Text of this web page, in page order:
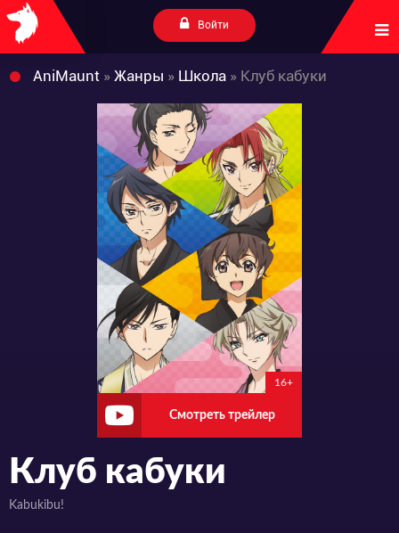
Войти
AniMaunt » Жанры » Школа » Клуб кабуки
16+
Смотреть трейлер
Клуб кабуки
Kabukibu!